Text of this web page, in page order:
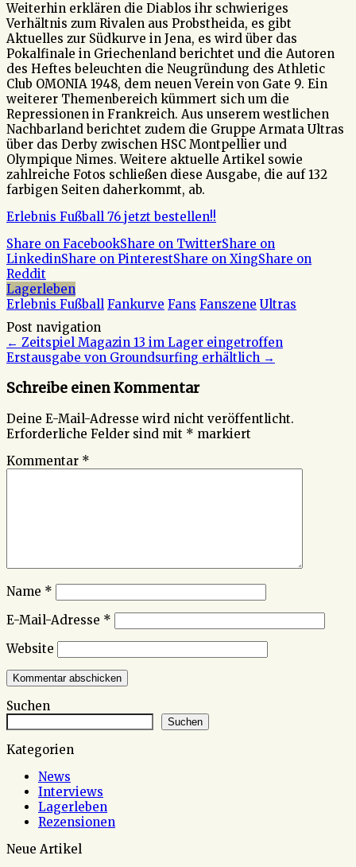
Weiterhin erklären die Diablos ihr schwieriges
Verhältnis zum Rivalen aus Probstheida, es gibt
Aktuelles zur Südkurve in Jena, es wird über das
Pokalfinale in Griechenland berichtet und die Autoren
des Heftes beleuchten die Neugründung des Athletic
Club OMONIA 1948, dem neuen Verein von Gate 9. Ein
weiterer Themenbereich kümmert sich um die
Repressionen in Frankreich. Aus unserem westlichen
Nachbarland berichtet zudem die Gruppe Armata Ultras
über das Derby zwischen HSC Montpellier und
Olympique Nimes. Weitere aktuelle Artikel sowie
zahlreiche Fotos schließen diese Ausgabe, die auf 132
farbigen Seiten daherkommt, ab.
Erlebnis Fußball 76 jetzt bestellen!!
Share on FacebookShare on TwitterShare on
LinkedinShare on PinterestShare on XingShare on
Reddit
Lagerleben
Erlebnis Fußball Fankurve Fans Fanszene Ultras
Post navigation
← Zeitspiel Magazin 13 im Lager eingetroffen
Erstausgabe von Groundsurfing erhältlich →
Schreibe einen Kommentar
Deine E-Mail-Adresse wird nicht veröffentlicht.
Erforderliche Felder sind mit * markiert
Kommentar *
Name *
E-Mail-Adresse *
Website
Suchen
Suchen
Kategorien
News
Interviews
Lagerleben
Rezensionen
Neue Artikel